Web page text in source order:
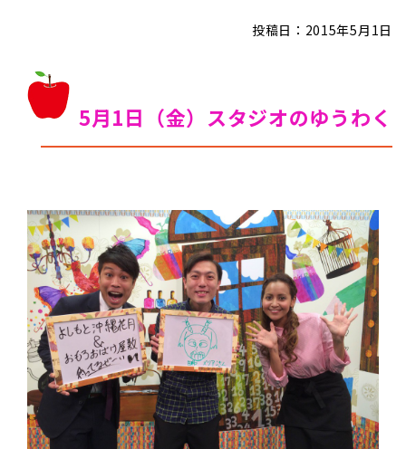
投稿日：2015年5月1日
5月1日（金）スタジオのゆうわく